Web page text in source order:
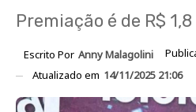
Premiação é de R$
Escrito Por Anny Malagolini
Atualizado em 14/11/2025 21:06